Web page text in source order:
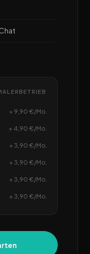
+ 9,90 €/Mo.
+ 4,90 €/Mo.
+ 3,90 €/Mo.
+ 3,90 €/Mo.
+ 3,90 €/Mo.
+ 3,90 €/Mo.